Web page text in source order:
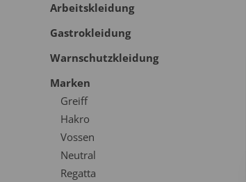
Arbeitskleidung
Gastrokleidung
Warnschutzkleidung
Marken
Greiff
Hakro
Vossen
Neutral
Regatta